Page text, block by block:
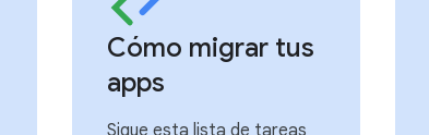
Cómo migrar tus
apps
Sigue esta lista de tareas